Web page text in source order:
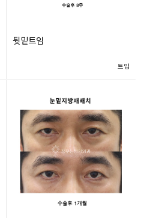
뒷밑트임
트임